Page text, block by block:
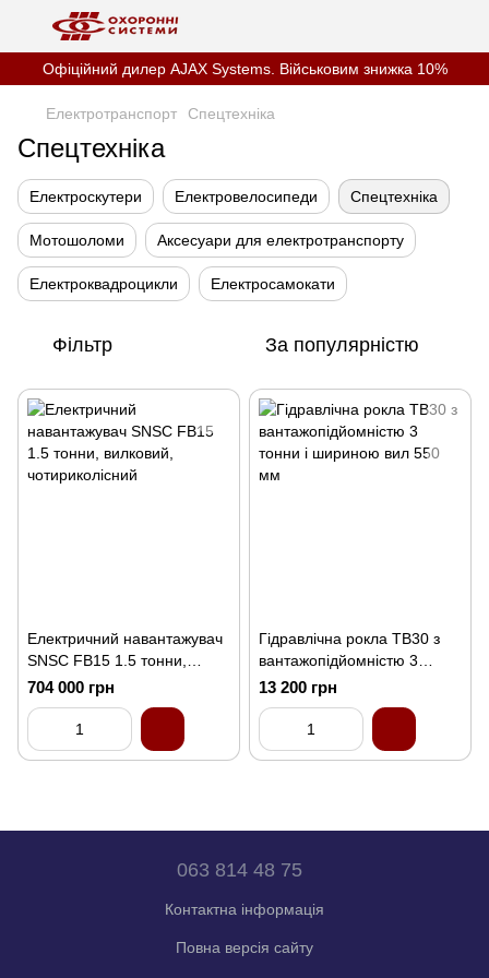
Офіційний дилер AJAX Systems. Військовим знижка 10%
Електротранспорт Спецтехніка
Спецтехніка
Електроскутери Електровелосипеди Спецтехніка
Мотошоломи Аксесуари для електротранспорту
Електроквадроцикли Електросамокати
Фільтр За популярністю
Електричний навантажувач
SNSC FB15 1.5 тонни,
вилковий, чотириколісний
704 000 грн
Гідравлічна рокла TB30 з
вантажопідйомністю 3
тонни і шириною вил 550
мм
13 200 грн
063 814 48 75
Контактна інформація
Повна версія сайту